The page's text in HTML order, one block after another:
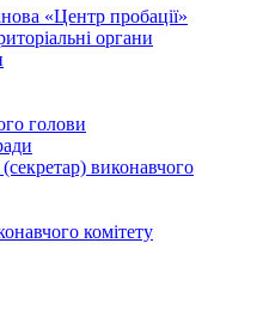
«Центр пробації»
органи
голови
виконавчого
комітету